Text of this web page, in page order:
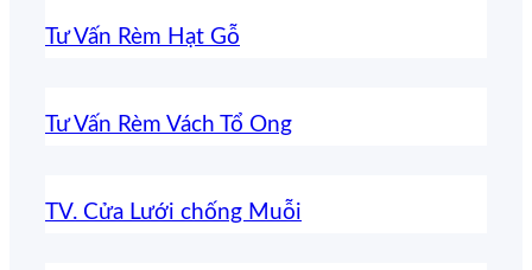
Tư Vấn Rèm Hạt Gỗ
Tư Vấn Rèm Vách Tổ Ong
TV. Cửa Lưới chống Muỗi